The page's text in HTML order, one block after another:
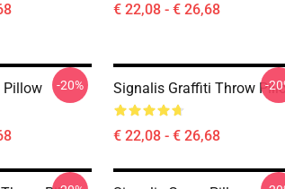
€ 22,08 - € 26,68
Pillow -20% Signalis Graffiti Throw
€ 22,08 - € 26,68
-